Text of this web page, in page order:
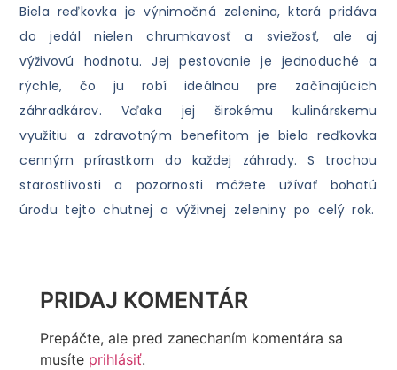
Biela reďkovka je výnimočná zelenina, ktorá pridáva
do jedál nielen chrumkavosť a sviežosť, ale aj
výživovú hodnotu. Jej pestovanie je jednoduché a
rýchle, čo ju robí ideálnou pre začínajúcich
záhradkárov. Vďaka jej širokému kulinárskemu
využitiu a zdravotným benefitom je biela reďkovka
cenným prírastkom do každej záhrady. S trochou
starostlivosti a pozornosti môžete užívať bohatú
úrodu tejto chutnej a výživnej zeleniny po celý rok.
PRIDAJ KOMENTÁR
Prepáčte, ale pred zanechaním komentára sa
musíte prihlásiť.